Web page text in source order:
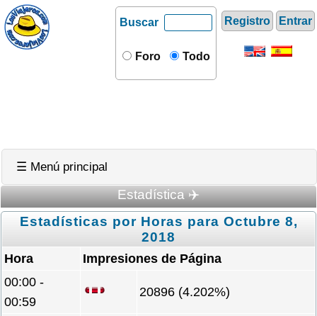
Registro Entrar
Buscar
Foro Todo
☰ Menú principal
Estadística ✈️
Estadísticas por Horas para Octubre 8,
2018
Hora
Impresiones de Página
00:00 -
00:59
20896 (4.202%)